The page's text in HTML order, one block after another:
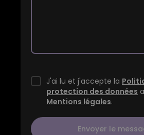
J'ai lu et j'accepte la
protection des données
Mentions légales.
Envoyer le